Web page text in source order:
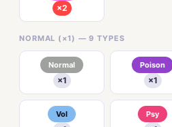
×2
NORMAL (×1) — 9 TYPES
Normal
×1
Poison
×1
Vol Psy